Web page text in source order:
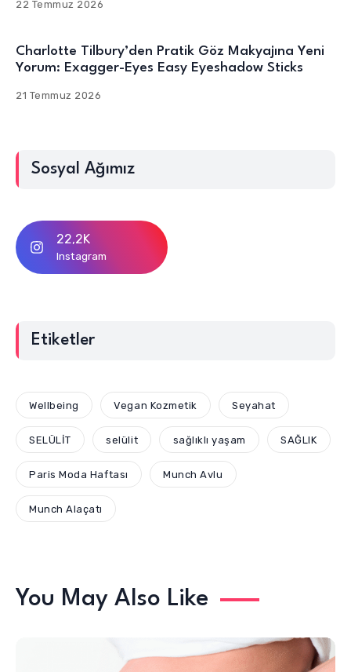
22 Temmuz 2026
Charlotte Tilbury’den Pratik Göz Makyajına Yeni
Yorum: Exagger-Eyes Easy Eyeshadow Sticks
21 Temmuz 2026
Sosyal Ağımız
22,2K
Instagram
Etiketler
Wellbeing Vegan Kozmetik Seyahat
SELÜLİT selülit sağlıklı yaşam SAĞLIK
Paris Moda Haftası Munch Avlu
Munch Alaçatı
You May Also Like